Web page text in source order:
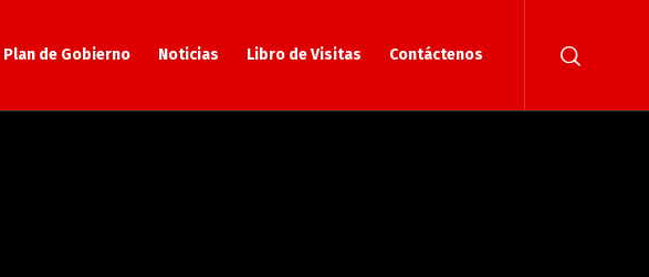
Plan de Gobierno Noticias Libro de Visitas Contáctenos